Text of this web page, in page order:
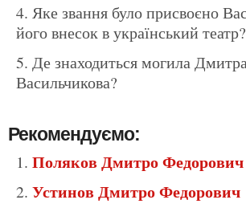
Яке звання було присвоєно Васильчикову за
його внесок в український театр?
Де знаходиться могила Дмитра
Васильчикова?
Рекомендуємо:
Поляков Дмитро Федорович
Устинов Дмитро Федорович